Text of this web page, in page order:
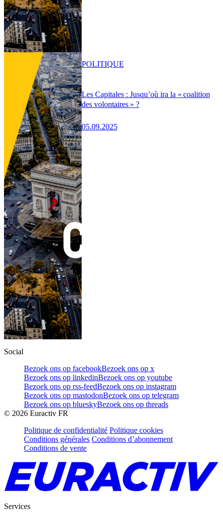
Les Capitales : Jusqu’où ira la « coalition
des volontaires » ?
05.09.2025
POLITIQUE
Social
Bezoek ons op facebookBezoek ons op x
Bezoek ons op linkedinBezoek ons op youtube
Bezoek ons op rss-feedBezoek ons op instagram
Bezoek ons op mastodonBezoek ons op telegram
Bezoek ons op blueskyBezoek ons op threads
© 2026 Euractiv FR
Politique de confidentialité Politique cookies
Conditions générales Conditions d’abonnement
Conditions de vente
Services